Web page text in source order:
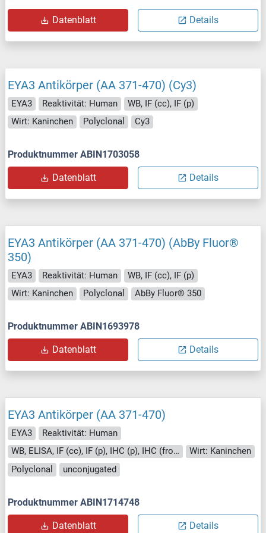
Datenblatt Details
EYA3 Antikörper (AA 371-470) (Cy3)
EYA3 Reaktivität: Human
WB, IF (cc), IF (p)
Wirt: Kaninchen
Polyclonal Cy3
Produktnummer ABIN1703058
Datenblatt Details
EYA3 Antikörper (AA 371-470) (AbBy Fluor®
350)
EYA3 Reaktivität: Human
WB, IF (cc), IF (p)
Wirt: Kaninchen
Polyclonal AbBy Fluor® 350
Produktnummer ABIN1693978
Datenblatt Details
EYA3 Antikörper (AA 371-470)
EYA3
Reaktivität: Human
WB, ELISA, IF (cc), IF (p), IHC (p), IHC (fro), ICC
Wirt: Kaninchen
Polyclonal
unconjugated
Produktnummer ABIN1714748
Datenblatt Details